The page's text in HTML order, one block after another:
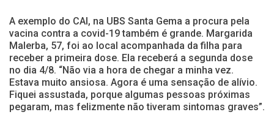
A exemplo do CAI, na UBS Santa Gema a procura pela
vacina contra a covid-19 também é grande. Margarida
Malerba, 57, foi ao local acompanhada da filha para
receber a primeira dose. Ela receberá a segunda dose
no dia 4/8. “Não via a hora de chegar a minha vez.
Estava muito ansiosa. Agora é uma sensação de alívio.
Fiquei assustada, porque algumas pessoas próximas
pegaram, mas felizmente não tiveram sintomas graves”.